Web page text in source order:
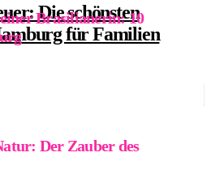
Die schönsten
für Familien
Brasilianerin: 10
Der Zauber des